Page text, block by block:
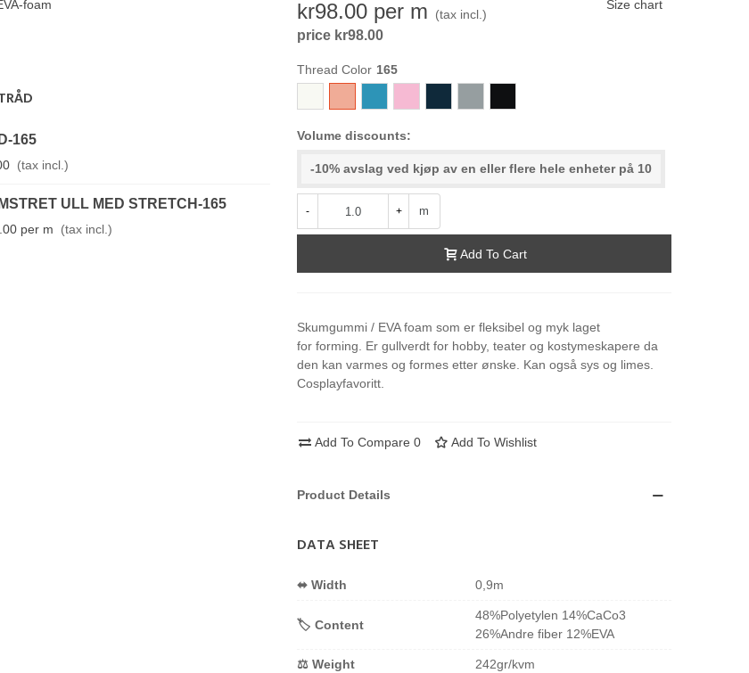
165
(tax incl.)
ULL MED STRETCH-165
per m (tax incl.)
kr98.00 per m (tax incl.)
price kr98.00
Size chart
Thread Color
Black
Volume discounts:
-10% avslag ved kjøp av en eller flere hele enheter på 10
- + m
Add To Cart
Skumgummi / EVA foam som er fleksibel og myk laget
for forming. Er gullverdt for hobby, teater og kostymeskapere da
den kan varmes og formes etter ønske. Kan også sys og limes.
Cosplayfavoritt.
Add To Compare 0 Add To Wishlist
Product Details
DATA SHEET
⬌ Width 0,9m
🏷️ Content
48%Polyetylen 14%CaCo3
26%Andre fiber 12%EVA
⚖️ Weight 242gr/kvm